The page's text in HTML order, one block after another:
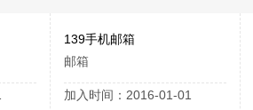
139手机邮箱
邮箱
加入时间：2016-01-01